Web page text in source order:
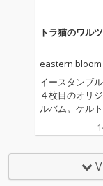
トラ猫のワルツ
eastern bloom
イースタンブ
４枚目のオリ
ルバム。ケル
取り入れた旋
族楽器・シン
レンジが特徴。